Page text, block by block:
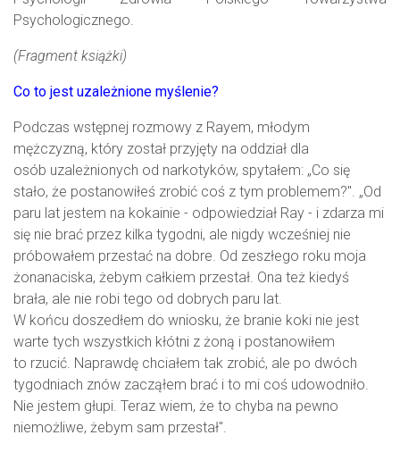
Psychologicznego.
(Fragment książki)
Co to jest uzależnione myślenie?
Podczas wstępnej rozmowy z Rayem, młodym
mężczyzną, który został przyjęty na oddział dla
osób uzależnionych od narkotyków, spytałem: „Co się
stało, że postanowiłeś zrobić coś z tym problemem?". „Od
paru lat jestem na kokainie - odpowiedział Ray - i zdarza mi
się nie brać przez kilka tygodni, ale nigdy wcześniej nie
próbowałem przestać na dobre. Od zeszłego roku moja
żonanaciska, żebym całkiem przestał. Ona też kiedyś
brała, ale nie robi tego od dobrych paru lat.
W końcu doszedłem do wniosku, że branie koki nie jest
warte tych wszystkich kłótni z żoną i postanowiłem
to rzucić. Naprawdę chciałem tak zrobić, ale po dwóch
tygodniach znów zacząłem brać i to mi coś udowodniło.
Nie jestem głupi. Teraz wiem, że to chyba na pewno
niemożliwe, żebym sam przestał".